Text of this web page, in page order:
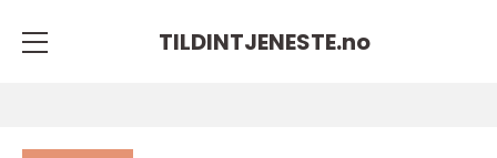
TILDINTJENESTE.no